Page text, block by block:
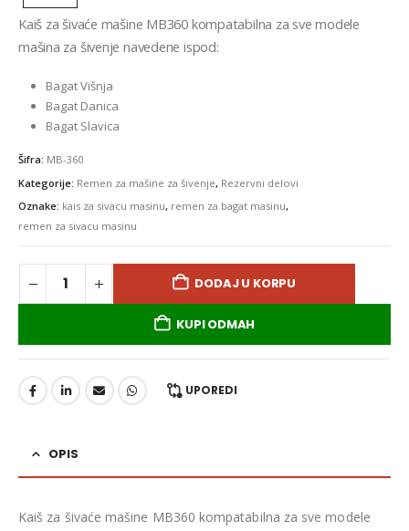
Kaiš za šivaće mašine MB360 kompatabilna za sve modele
mašina za šivenje navedene ispod:
Bagat Višnja
Bagat Danica
Bagat Slavica
Šifra: MB-360
Kategorije: Remen za mašine za šivenje, Rezervni delovi
Oznake: kais za sivacu masinu, remen za bagat masinu,
remen za sivacu masinu
DODAJ U KORPU
KUPI ODMAH
UPOREDI
OPIS
Kaiš za šivaće mašine MB360 kompatabilna za sve modele